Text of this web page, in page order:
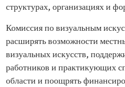
структурах, организациях и
Комиссия по визуальным
расширять возможности
визуальных искусств,
работников и практикующих
области и поощрять